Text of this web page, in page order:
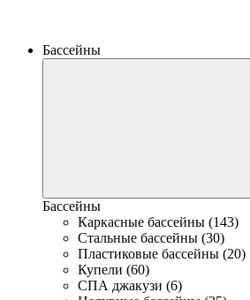
Бассейны
Бассейны
Каркасные бассейны (143)
Стальные бассейны (30)
Пластиковые бассейны (20)
Купели (60)
СПА джакузи (6)